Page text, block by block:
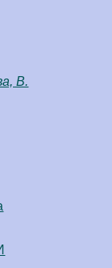
В.